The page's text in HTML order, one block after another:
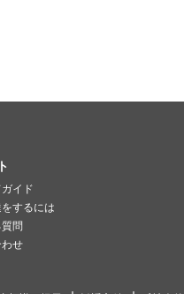
イド
するには
問
せ